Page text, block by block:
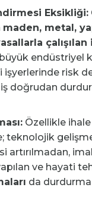
Eksikliği:
maden, metal,
çalışılan
büyük endüstriyel
işyerlerinde risk
iş doğrudan
Özellikle
teknolojik
artırılmadan,
ve hayati
da